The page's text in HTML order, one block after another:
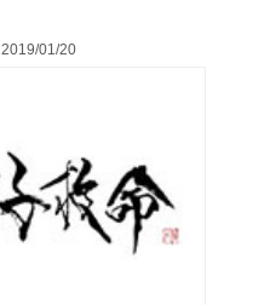
2019/01/20